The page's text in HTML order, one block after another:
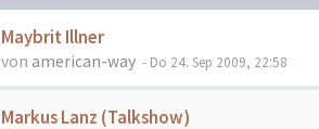
Maybrit Illner
von american-way - Do 24. Sep 2009, 22:58
Markus Lanz (Talkshow)